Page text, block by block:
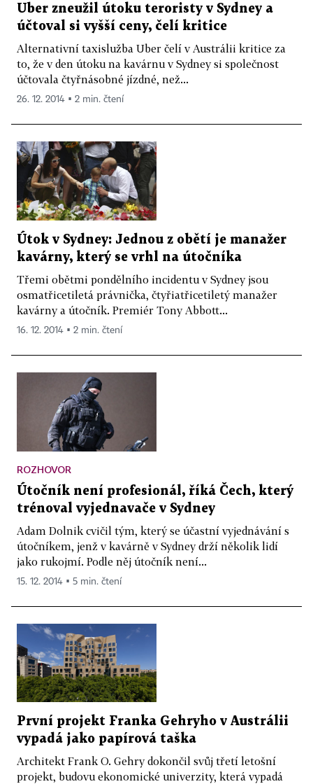
Uber zneužil útoku teroristy v Sydney a
účtoval si vyšší ceny, čelí kritice
Alternativní taxislužba Uber čelí v Austrálii kritice za
to, že v den útoku na kavárnu v Sydney si společnost
účtovala čtyřnásobné jízdné, než...
26. 12. 2014 ▪ 2 min. čtení
Útok v Sydney: Jednou z obětí je manažer
kavárny, který se vrhl na útočníka
Třemi obětmi pondělního incidentu v Sydney jsou
osmatřicetiletá právnička, čtyřiatřicetiletý manažer
kavárny a útočník. Premiér Tony Abbott...
16. 12. 2014 ▪ 2 min. čtení
ROZHOVOR
Útočník není profesionál, říká Čech, který
trénoval vyjednavače v Sydney
Adam Dolnik cvičil tým, který se účastní vyjednávání s
útočníkem, jenž v kavárně v Sydney drží několik lidí
jako rukojmí. Podle něj útočník není...
15. 12. 2014 ▪ 5 min. čtení
První projekt Franka Gehryho v Austrálii
vypadá jako papírová taška
Architekt Frank O. Gehry dokončil svůj třetí letošní
projekt, budovu ekonomické univerzity, která vypadá